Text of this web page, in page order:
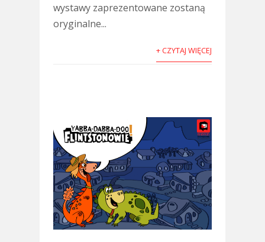
wystawy zaprezentowane zostaną
oryginalne...
+ CZYTAJ WIĘCEJ